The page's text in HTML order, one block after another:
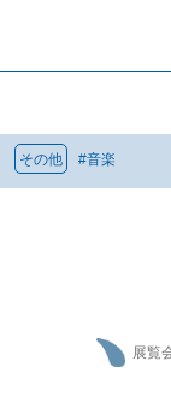
その他 #音楽
展覧